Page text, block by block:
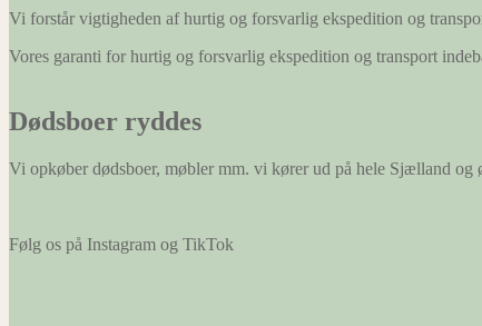
Vi forstår vigtigheden af hurtig og forsvarlig ekspedition og
Vores garanti for hurtig og forsvarlig ekspedition og transport
Dødsboer ryddes
Vi opkøber dødsboer, møbler mm. vi kører ud på hele Sjælland og
Følg os på Instagram og TikTok